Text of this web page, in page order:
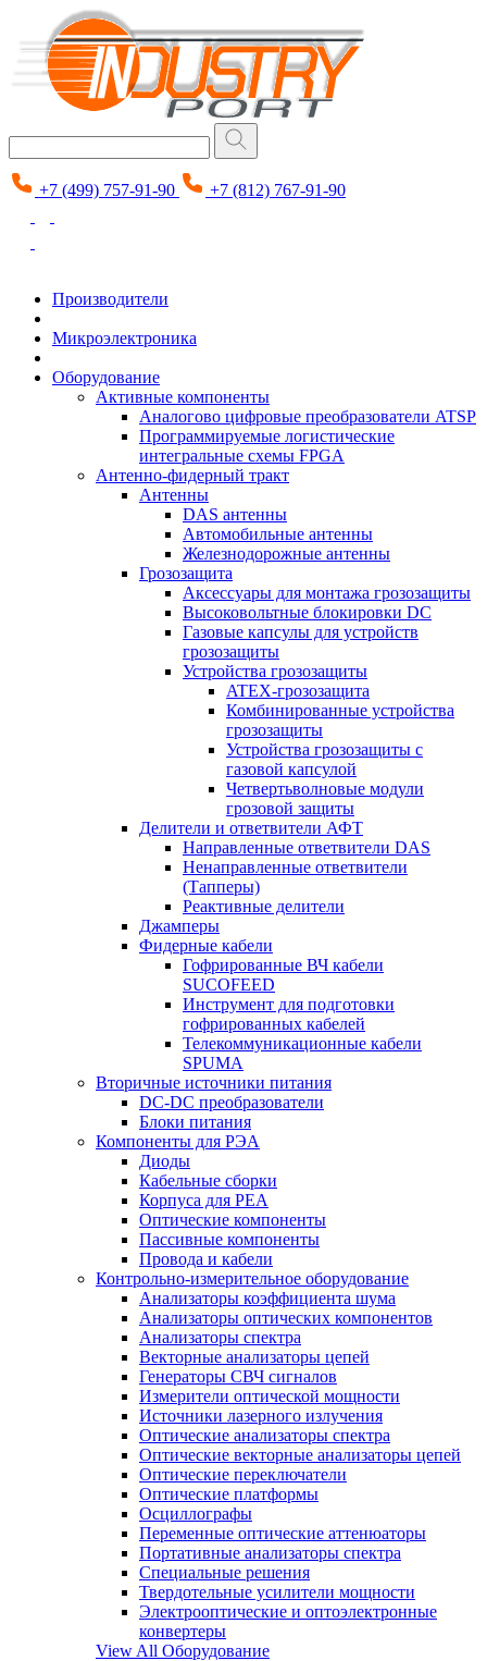
+7 (499) 757-91-90 +7 (812) 767-91-90
Производители
Микроэлектроника
Оборудование
Активные компоненты
Аналогово цифровые преобразователи ATSP
Программируемые логистические
интегральные схемы FPGA
Антенно-фидерный тракт
Антенны
DAS антенны
Автомобильные антенны
Железнодорожные антенны
Грозозащита
Аксессуары для монтажа грозозащиты
Высоковольтные блокировки DC
Газовые капсулы для устройств
грозозащиты
Устройства грозозащиты
ATEX-грозозащита
Комбинированные устройства
грозозащиты
Устройства грозозащиты с
газовой капсулой
Четвертьволновые модули
грозовой защиты
Делители и ответвители АФТ
Направленные ответвители DAS
Ненаправленные ответвители
(Тапперы)
Реактивные делители
Джамперы
Фидерные кабели
Гофрированные ВЧ кабели
SUCOFEED
Инструмент для подготовки
гофрированных кабелей
Телекоммуникационные кабели
SPUMA
Вторичные источники питания
DC-DC преобразователи
Блоки питания
Компоненты для РЭА
Диоды
Кабельные сборки
Корпуса для РЕА
Оптические компоненты
Пассивные компоненты
Провода и кабели
Контрольно-измерительное оборудование
Анализаторы коэффициента шума
Анализаторы оптических компонентов
Анализаторы спектра
Векторные анализаторы цепей
Генераторы СВЧ сигналов
Измерители оптической мощности
Источники лазерного излучения
Оптические анализаторы спектра
Оптические векторные анализаторы цепей
Оптические переключатели
Оптические платформы
Осциллографы
Переменные оптические аттенюаторы
Портативные анализаторы спектра
Специальные решения
Твердотельные усилители мощности
Электрооптические и оптоэлектронные
конвертеры
View All Оборудование